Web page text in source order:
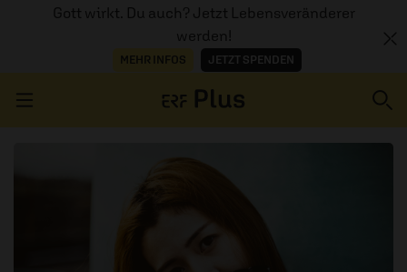
Gott wirkt. Du auch? Jetzt Lebensveränderer
werden!
MEHR INFOS JETZT SPENDEN